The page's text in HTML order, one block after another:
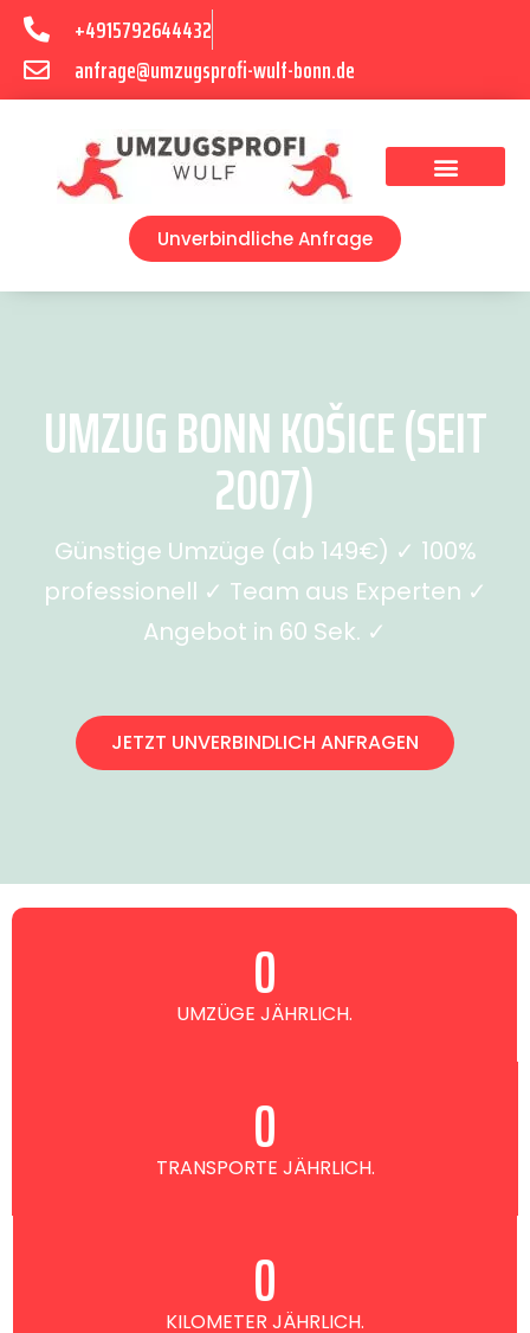
+4915792644432
anfrage@umzugsprofi-wulf-bonn.de
Unverbindliche Anfrage
UMZUG BONN KOŠICE (SEIT
2007)
Günstige Umzüge (ab 149€) ✓ 100%
professionell ✓ Team aus Experten ✓
Angebot in 60 Sek. ✓
JETZT UNVERBINDLICH ANFRAGEN
UMZÜGE JÄHRLICH.
0
TRANSPORTE JÄHRLICH.
0
KILOMETER JÄHRLICH.
0